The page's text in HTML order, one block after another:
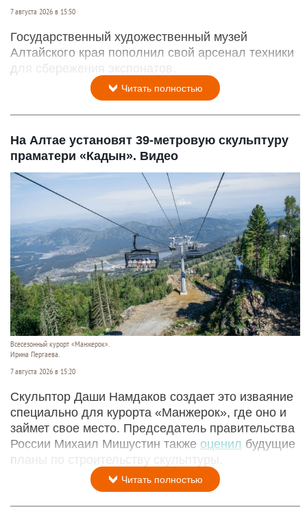
7 августа 2026 в 15:50
Государственный художественный музей
Алтайского края пополнил свой арсенал техники
для сбережения экспонатов.
Читать полностью
На Алтае установят 39-метровую скульптуру
праматери «Кадын». Видео
Всесезонный курорт «Манжерок».
Ирина Пергаева.
7 августа 2026 в 15:20
Скульптор Даши Намдаков создает это изваяние
специально для курорта «Манжерок», где оно и
займет свое место. Председатель правительства
России Михаил Мишустин также оценил будущие
планы по строительству скульптуры.
Читать полностью